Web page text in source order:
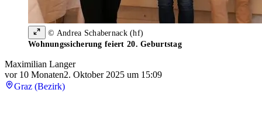
© Andrea Schabernack (hf)
Wohnungssicherung feiert 20. Geburtstag
Maximilian Langer
vor 10 Monaten2. Oktober 2025 um 15:09
Graz (Bezirk)